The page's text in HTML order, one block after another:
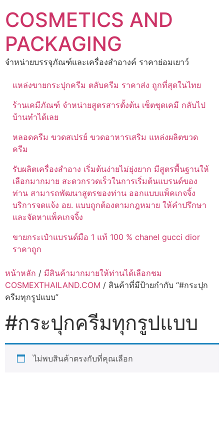
to
content
COSMETICS AND
PACKAGING
จำหน่ายบรรจุภัณฑ์และเครื่องสำอางค์ ราคาย่อมเยาว์
แหล่งขายกระปุกครีม ตลับครีม ราคาส่ง ถูกที่สุดในไทย
ร้านเคมีภัณฑ์ จำหน่ายสูตรสารตั้งต้น เซ็ตชุดเคมี กลับไป
บ้านทำได้เลย
หลอดครีม ขวดสเปรย์ ขวดอาหารเสริม แหล่งผลิตขวด
ครีม
รับผลิตเครื่องสำอาง เริ่มต้นง่ายไม่ยุ่งยาก มีสูตรพื้นฐานให้
เลือกมากมาย สะดวกรวดเร็วในการเริ่มต้นแบรนด์ของ
ท่าน สามารถพัฒนาสูตรของท่าน ออกแบบแพ็คเกจจิ้ง
บริการจดแจ้ง อย. แบบถูกต้องตามกฎหมาย ให้คำปรึกษา
และจัดหาแพ็คเกจจิ้ง
ขายกระเป๋าแบรนด์มือ 1 แท้ 100 % chanel gucci dior
ราคาถูก
หน้าหลัก / มีสินค้ามากมายให้ท่านได้เลือกชม
COSMEXTHAILAND.COM / สินค้าที่มีป้ายกำกับ “#กระปุก
ครีมทุกรูปแบบ”
#กระปุกครีมทุกรูปแบบ
ไม่พบสินค้าตรงกับที่คุณเลือก